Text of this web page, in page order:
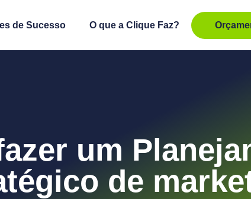
de Sucesso O que a Clique Faz?
um
de